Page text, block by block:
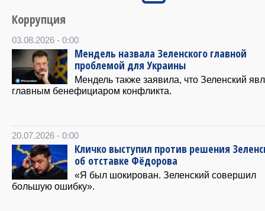
Коррупция
03.08.2026 - 0:00
Мендель назвала Зеленского главной
проблемой для Украины
Мендель также заявила, что Зеленский
главным бенефициаром конфликта.
20.07.2026 - 0:00
Кличко выступил против решения
об отставке Фёдорова
«Я был шокирован. Зеленский совершил
большую ошибку».